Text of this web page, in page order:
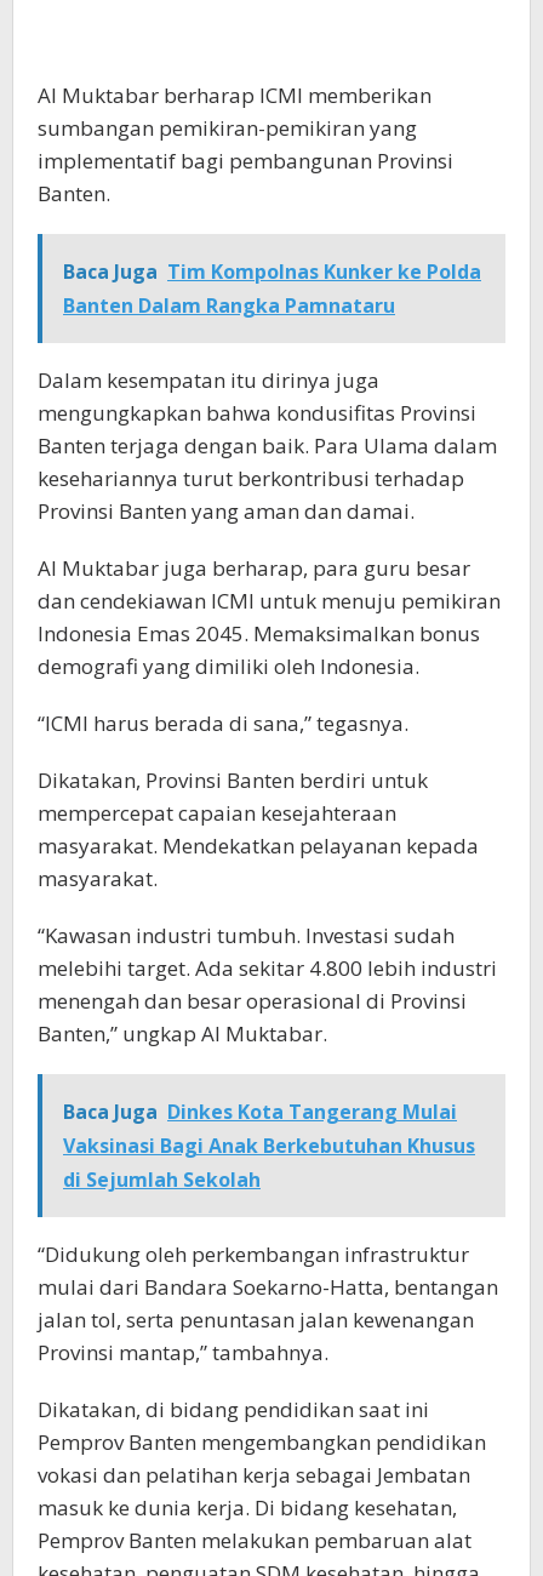
Al Muktabar berharap ICMI memberikan
sumbangan pemikiran-pemikiran yang
implementatif bagi pembangunan Provinsi
Banten.
Baca Juga Tim Kompolnas Kunker ke Polda
Banten Dalam Rangka Pamnataru
Dalam kesempatan itu dirinya juga
mengungkapkan bahwa kondusifitas Provinsi
Banten terjaga dengan baik. Para Ulama dalam
kesehariannya turut berkontribusi terhadap
Provinsi Banten yang aman dan damai.
Al Muktabar juga berharap, para guru besar
dan cendekiawan ICMI untuk menuju pemikiran
Indonesia Emas 2045. Memaksimalkan bonus
demografi yang dimiliki oleh Indonesia.
“ICMI harus berada di sana,” tegasnya.
Dikatakan, Provinsi Banten berdiri untuk
mempercepat capaian kesejahteraan
masyarakat. Mendekatkan pelayanan kepada
masyarakat.
“Kawasan industri tumbuh. Investasi sudah
melebihi target. Ada sekitar 4.800 lebih industri
menengah dan besar operasional di Provinsi
Banten,” ungkap Al Muktabar.
Baca Juga Dinkes Kota Tangerang Mulai
Vaksinasi Bagi Anak Berkebutuhan Khusus
di Sejumlah Sekolah
“Didukung oleh perkembangan infrastruktur
mulai dari Bandara Soekarno-Hatta, bentangan
jalan tol, serta penuntasan jalan kewenangan
Provinsi mantap,” tambahnya.
Dikatakan, di bidang pendidikan saat ini
Pemprov Banten mengembangkan pendidikan
vokasi dan pelatihan kerja sebagai Jembatan
masuk ke dunia kerja. Di bidang kesehatan,
Pemprov Banten melakukan pembaruan alat